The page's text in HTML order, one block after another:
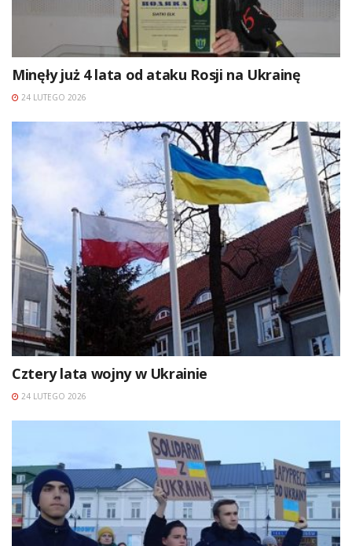
Minęły już 4 lata od ataku Rosji na Ukrainę
24 LUTEGO 2026
Cztery lata wojny w Ukrainie
24 LUTEGO 2026